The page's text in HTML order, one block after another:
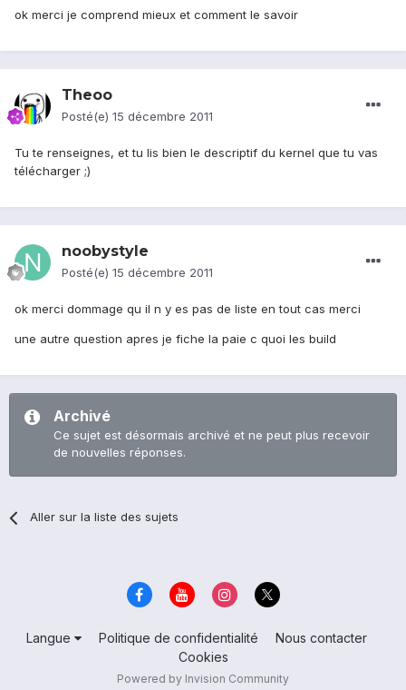
ok merci je comprend mieux et comment le savoir
Theoo
Posté(e) 15 décembre 2011
Tu te renseignes, et tu lis bien le descriptif du kernel que tu vas
télécharger ;)
noobystyle
Posté(e) 15 décembre 2011
ok merci dommage qu il n y es pas de liste en tout cas merci
une autre question apres je fiche la paie c quoi les build
Archivé
Ce sujet est désormais archivé et ne peut plus recevoir
de nouvelles réponses.
Aller sur la liste des sujets
Langue Politique de confidentialité
Nous contacter
Cookies
Powered by Invision Community